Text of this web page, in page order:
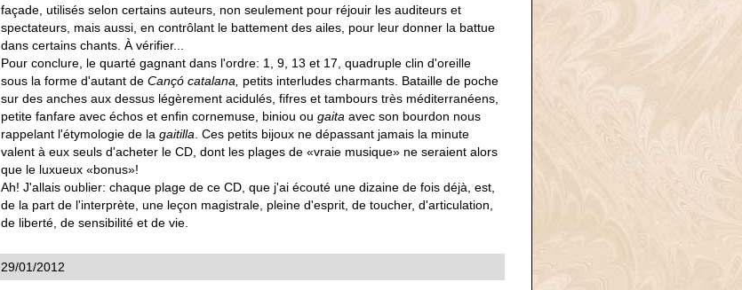
façade, utilisés selon certains auteurs, non seulement pour réjouir les auditeurs et
spectateurs, mais aussi, en contrôlant le battement des ailes, pour leur donner la battue
dans certains chants. À vérifier...
Pour conclure, le quarté gagnant dans l'ordre: 1, 9, 13 et 17, quadruple clin d'oreille
sous la forme d'autant de Cançó catalana,
petits interludes charmants. Bataille de poche
sur des anches aux dessus légèrement acidulés, fifres et tambours très méditerranéens,
petite fanfare avec échos et enfin cornemuse, biniou ou gaita avec son bourdon nous
rappelant l'étymologie de la gaitilla . Ces petits bijoux ne dépassant jamais la minute
valent à eux seuls d'acheter le CD, dont les plages de «vraie musique» ne seraient alors
que le luxueux «bonus»!
Ah! J'allais oublier: chaque plage de ce CD, que j'ai écouté une dizaine de fois déjà, est,
de la part de l'interprète, une leçon magistrale, pleine d'esprit, de toucher, d'articulation,
de liberté, de sensibilité et de vie.
29/01/2012